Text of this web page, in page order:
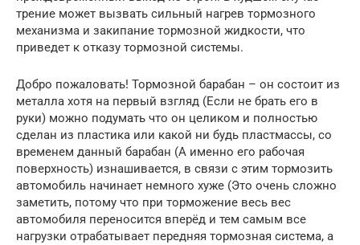
трение может вызвать сильный нагрев тормозного
механизма и закипание тормозной жидкости, что
приведет к отказу тормозной системы.
Добро пожаловать! Тормозной барабан – он состоит из
металла хотя на первый взгляд (Если не брать его в
руки) можно подумать что он целиком и полностью
сделан из пластика или какой ни будь пластмассы, со
временем данный барабан (А именно его рабочая
поверхность) изнашивается, в связи с этим тормозить
автомобиль начинает немного хуже (Это очень сложно
заметить, потому что при торможение весь вес
автомобиля переносится вперёд и тем самым все
нагрузки отрабатывает передняя тормозная система, а